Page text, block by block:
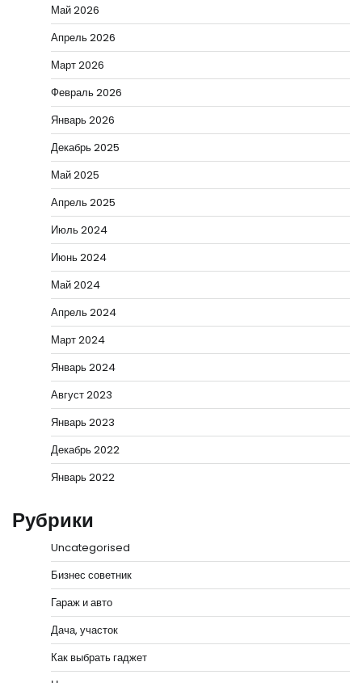
Май 2026
Апрель 2026
Март 2026
Февраль 2026
Январь 2026
Декабрь 2025
Май 2025
Апрель 2025
Июль 2024
Июнь 2024
Май 2024
Апрель 2024
Март 2024
Январь 2024
Август 2023
Январь 2023
Декабрь 2022
Январь 2022
Рубрики
Uncategorised
Бизнес советник
Гараж и авто
Дача, участок
Как выбрать гаджет